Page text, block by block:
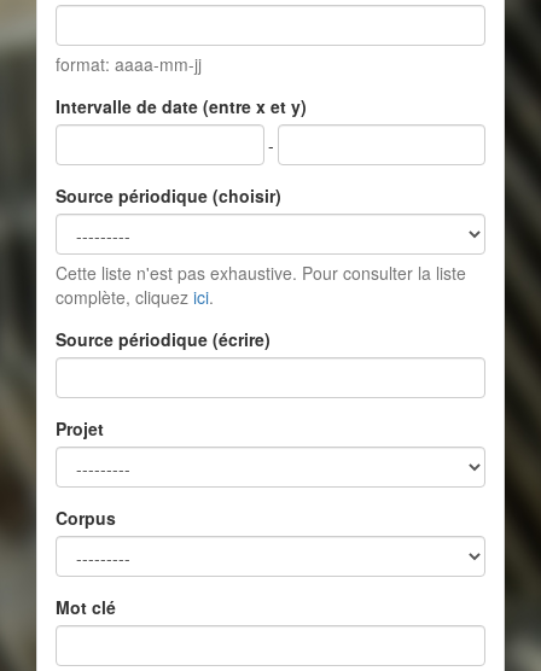
format: aaaa-mm-jj
Intervalle de date (entre x et y)
-
Source périodique (choisir)
Cette liste n'est pas exhaustive. Pour consulter la liste
complète, cliquez ici.
Source périodique (écrire)
Projet
Corpus
Mot clé